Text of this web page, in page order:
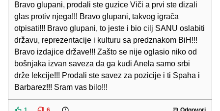
Bravo glupani, prodali ste guzice Viči a prvi ste dizali
glas protiv njega!!! Bravo glupani, takvog igrača
otpisati!!! Bravo glupani, to jeste i bio cilj SANU oslabiti
državu, reprezentacije i kulturu sa predznakom BiH!!!
Bravo izdajice države!!! Zašto se nije oglasio niko od
bošnjaka izvan saveza da ga kudi Anela samo srbi
drže lekcije!!! Prodali ste savez za pozicije i ti Spaha i
Barbarez!!! Sram vas bilo!!!